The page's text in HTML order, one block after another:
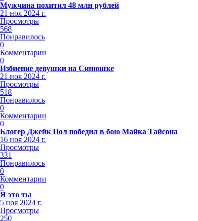
Мужчина похитил 48 млн рублей
21 ноя 2024 г.
Просмотры
568
Понравилось
0
Комментарии
0
Избиение девушки на Синюшке
21 ноя 2024 г.
Просмотры
518
Понравилось
0
Комментарии
0
Блогер Джейк Пол победил в бою Майка Тайсона
16 ноя 2024 г.
Просмотры
331
Понравилось
0
Комментарии
0
Я это ты
5 ноя 2024 г.
Просмотры
250